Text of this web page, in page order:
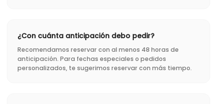
¿Con cuánta anticipación debo pedir?
Recomendamos reservar con al menos 48 horas de
anticipación. Para fechas especiales o pedidos
personalizados, te sugerimos reservar con más tiempo.